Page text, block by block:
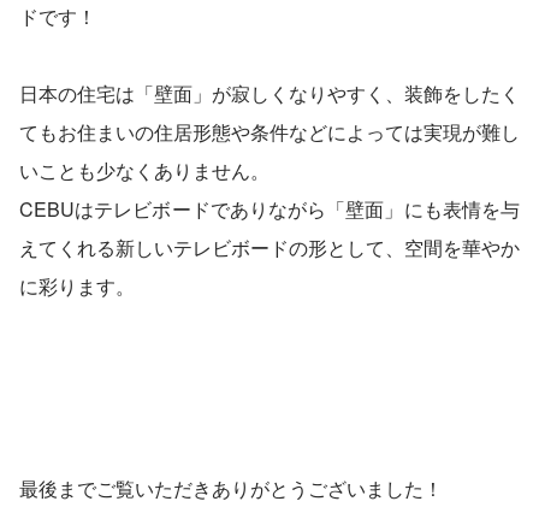
ドです！
日本の住宅は「壁面」が寂しくなりやすく、装飾をしたく
てもお住まいの住居形態や条件などによっては実現が難し
いことも少なくありません。
CEBUはテレビボードでありながら「壁面」にも表情を与
えてくれる新しいテレビボードの形として、空間を華やか
に彩ります。
最後までご覧いただきありがとうございました！